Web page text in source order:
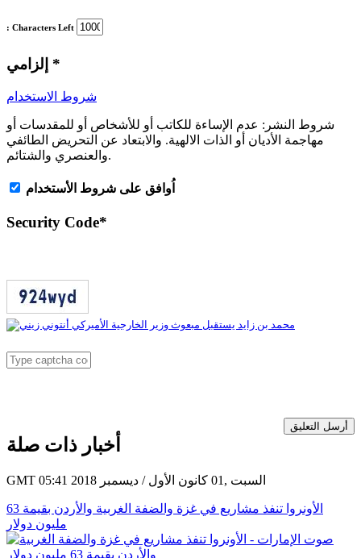
: Characters Left
*
شروط الاستخدام
شروط النشر: عدم الإساءة للكاتب أو للأشخاص أو للمقدسات أو
مهاجمة الأديان أو الذات الالهية. والابتعاد عن التحريض الطائفي
والعنصري والشتائم.
اُوافق على شروط الأستخدام
Security Code*
أرسل التعليق
أخبار ذات صلة
GMT 05:41 2018 السبت ,01 كانون الأول / ديسمبر
الأونروا تنفذ مشاريع في غزة والضفة الغربية والأردن بقيمة 63
مليون دولار